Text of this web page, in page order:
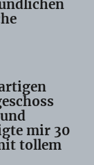
mir 30
tollem